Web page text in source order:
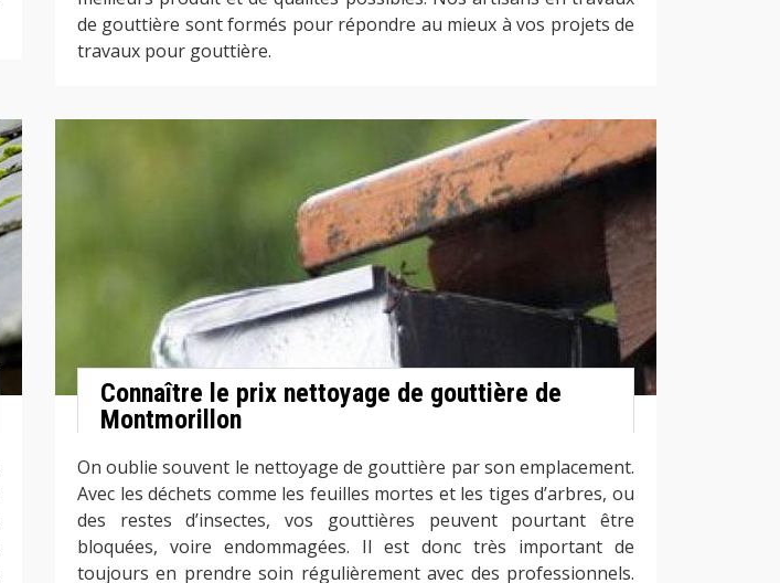
de gouttière sont formés pour répondre au mieux à vos projets de
travaux pour gouttière.
Connaître le prix nettoyage de gouttière de
Montmorillon
On oublie souvent le nettoyage de gouttière par son emplacement.
Avec les déchets comme les feuilles mortes et les tiges d’arbres, ou
des restes d’insectes, vos gouttières peuvent pourtant être
bloquées, voire endommagées. Il est donc très important de
toujours en prendre soin régulièrement avec des professionnels.